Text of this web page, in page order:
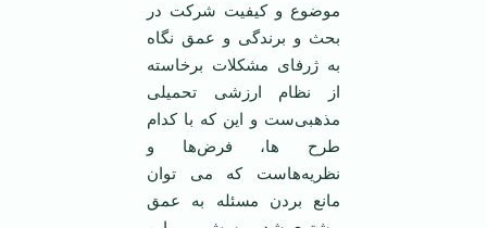
موضوع و کیفیت شرکت در
بحث و برندگی و عمق نگاه
به ژرفای مشکلات برخاسته
از نظام ارزشی تحمیلی
مذهبی‌ست و این که با کدام
طرح ها، فرض‌ها و
نظریه‌هاست که می توان
مانع بردن مسئله به عمق